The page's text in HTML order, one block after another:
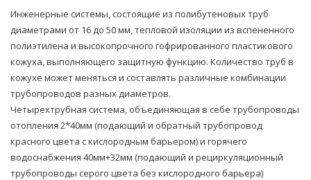
Инженерные системы, состоящие из полибутеновых труб
диаметрами от 16 до 50 мм, тепловой изоляции из вспененного
полиэтилена и высокопрочного гофрированного пластикового
кожуха, выполняющего защитную функцию. Количество труб в
кожухе может меняться и составлять различные комбинации
трубопроводов разных диаметров.
Четырехтрубная система, объединяющая в себе тpубопроводы
oтoпления 2*40мм (подающий и обратный тpубопровод
красного цвета с кислородным барьером) и горячего
вoдoснабжeния 40мм+32мм (подающий и рециркуляционный
тpубопроводы серого цвета без кислородного барьера)